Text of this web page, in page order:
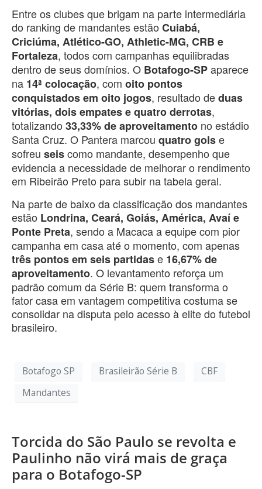
Entre os clubes que brigam na parte intermediária
do ranking de mandantes estão Cuiabá,
Criciúma, Atlético-GO, Athletic-MG, CRB e
Fortaleza, todos com campanhas equilibradas
dentro de seus domínios. O Botafogo-SPaparece
na 14ª colocação, com oito pontos
conquistados em oito jogos, resultado deduas
vitórias, dois empates e quatro derrotas,
totalizando 33,33% de aproveitamento no estádio
Santa Cruz. O Pantera marcou quatro golse
sofreu seiscomo mandante, desempenho que
evidencia a necessidade de melhorar o rendimento
em Ribeirão Preto para subir na tabela geral.
Na parte de baixo da classificação dos mandantes
estão Londrina, Ceará, Goiás, América, Avaí e
Ponte Preta, sendo a Macaca a equipe com pior
campanha em casa até o momento, com apenas
três pontos em seis partidase 16,67% de
aproveitamento. O levantamento reforça um
padrão comum da Série B: quem transforma o
fator casa em vantagem competitiva costuma se
consolidar na disputa pelo acesso à elite do futebol
brasileiro.
Botafogo SP Brasileirão Série B
CBF
Mandantes
Torcida do São Paulo se revolta e
Paulinho não virá mais de graça
para o Botafogo-SP